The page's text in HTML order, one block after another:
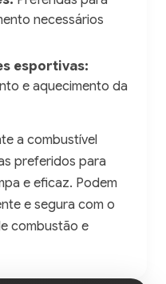
necessários
esportivas:
e aquecimento da
a combustível
preferidos para
e eficaz. Podem
e segura com o
combustão e